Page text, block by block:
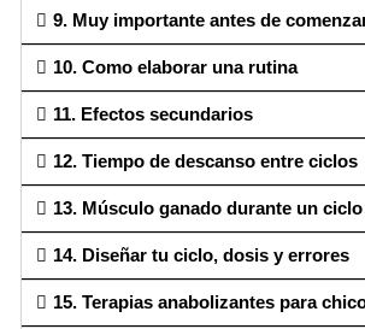
9. Muy importante antes de
10. Como elaborar una rutina
11. Efectos secundarios
12. Tiempo de descanso entre ciclos
13. Músculo ganado durante un ciclo
14. Diseñar tu ciclo, dosis y errores
15. Terapias anabolizantes para